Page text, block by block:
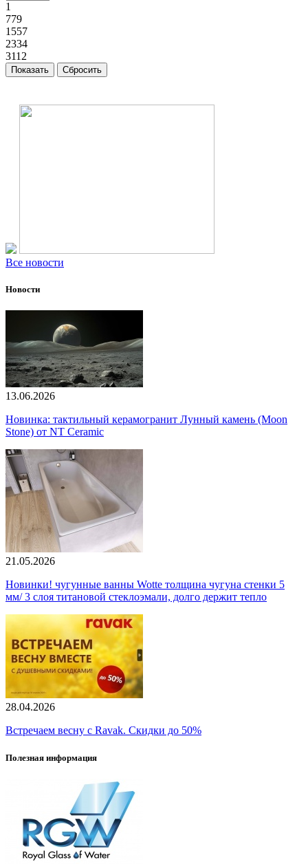
1
779
1557
2334
3112
Все новости
Новости
13.06.2026
Новинка: тактильный керамогранит Лунный камень (Moon
Stone) от NT Ceramic
21.05.2026
Новинки! чугунные ванны Wotte толщина чугуна стенки 5
мм/ 3 слоя титановой стеклоэмали, долго держит тепло
28.04.2026
Встречаем весну с Ravak. Скидки до 50%
Полезная информация